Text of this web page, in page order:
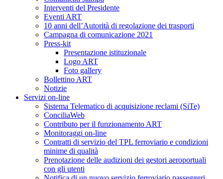
Interventi del Presidente
Eventi ART
10 anni dell’Autorità di regolazione dei trasporti
Campagna di comunicazione 2021
Press-kit
Presentazione istituzionale
Logo ART
Foto gallery
Bollettino ART
Notizie
Servizi on-line
Sistema Telematico di acquisizione reclami (SiTe)
ConciliaWeb
Contributo per il funzionamento ART
Monitoraggi on-line
Contratti di servizio del TPL ferroviario e condizioni
minime di qualità
Prenotazione delle audizioni dei gestori aeroportuali
con gli utenti